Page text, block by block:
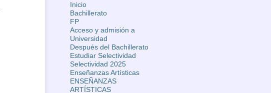
Inicio
Bachillerato
FP
Acceso y admisión a
Universidad
Después del Bachillerato
Estudiar Selectividad
Selectividad 2025
Enseñanzas Artísticas
ENSEÑANZAS
ARTÍSTICAS